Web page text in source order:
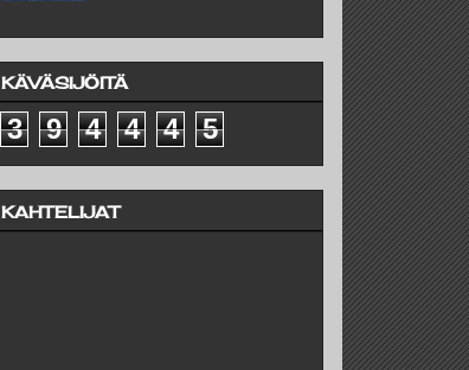
KÄVÄSIJÖITÄ
3 9 4 4 4 5
KAHTELIJAT